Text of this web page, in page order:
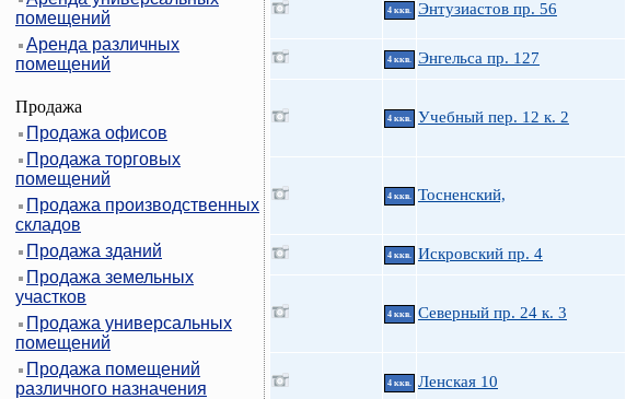
помещений
Аренда различных
помещений
Продажа
Продажа офисов
Продажа торговых
помещений
Продажа производственных
складов
Продажа зданий
Продажа земельных
участков
Продажа универсальных
помещений
Продажа помещений
различного назначения
4 ккв. Энтузиастов пр. 56
4 ккв. Энгельса пр. 127
4 ккв. Учебный пер. 12 к. 2
4 ккв. Тосненский,
4 ккв. Искровский пр. 4
4 ккв. Северный пр. 24 к. 3
4 ккв. Ленская 10